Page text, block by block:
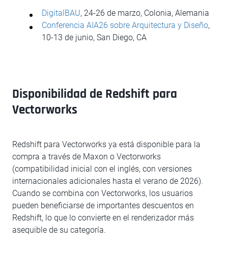
DigitalBAU, 24-26 de marzo, Colonia, Alemania
Conferencia AIA26 sobre Arquitectura y Diseño,
10-13 de junio, San Diego, CA
Disponibilidad de Redshift para
Vectorworks
Redshift para Vectorworks ya está disponible para la
compra a través de Maxon o Vectorworks
(compatibilidad inicial con el inglés, con versiones
internacionales adicionales hasta el verano de 2026).
Cuando se combina con Vectorworks, los usuarios
pueden beneficiarse de importantes descuentos en
Redshift, lo que lo convierte en el renderizador más
asequible de su categoría.